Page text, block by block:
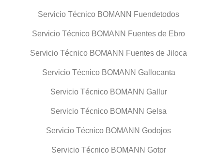
Servicio Técnico BOMANN Fuendetodos
Servicio Técnico BOMANN Fuentes de Ebro
Servicio Técnico BOMANN Fuentes de Jiloca
Servicio Técnico BOMANN Gallocanta
Servicio Técnico BOMANN Gallur
Servicio Técnico BOMANN Gelsa
Servicio Técnico BOMANN Godojos
Servicio Técnico BOMANN Gotor